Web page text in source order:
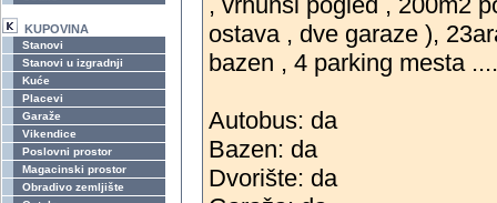
KUPOVINA
Stanovi
Stanovi u izgradnji
Kuće
Placevi
Garaže
Vikendice
Poslovni prostor
Magacinski prostor
Obradivo zemljište
ostava , dve garaze ),
bazen , 4 parking mesta
Autobus: da
Bazen: da
Dvorište: da